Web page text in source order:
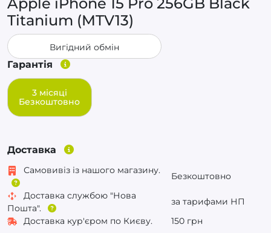
Titanium (MTV13)
Вигідний обмін
Гарантія
3 місяці
Безкоштовно
Доставка
Самовивіз із нашого магазину.
Безкоштовно
Доставка службою "Нова
Пошта".
за тарифами НП
Доставка кур'єром по Києву.
150 грн